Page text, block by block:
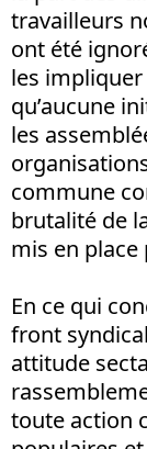
travailleurs
ont été
les
qu’aucune
les
commune
brutalité de
mis en
En ce qui
front
attitude
toute action